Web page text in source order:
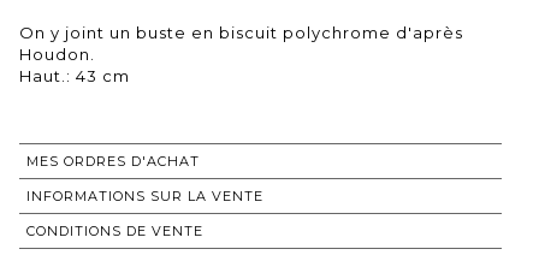
On y joint un buste en biscuit polychrome d'après
Houdon.
Haut.: 43 cm
MES ORDRES D'ACHAT
INFORMATIONS SUR LA VENTE
CONDITIONS DE VENTE